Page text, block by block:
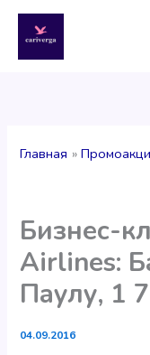
содержимому
Главная
Бизнес-
Airlines:
Паулу, 1
04.09.2016